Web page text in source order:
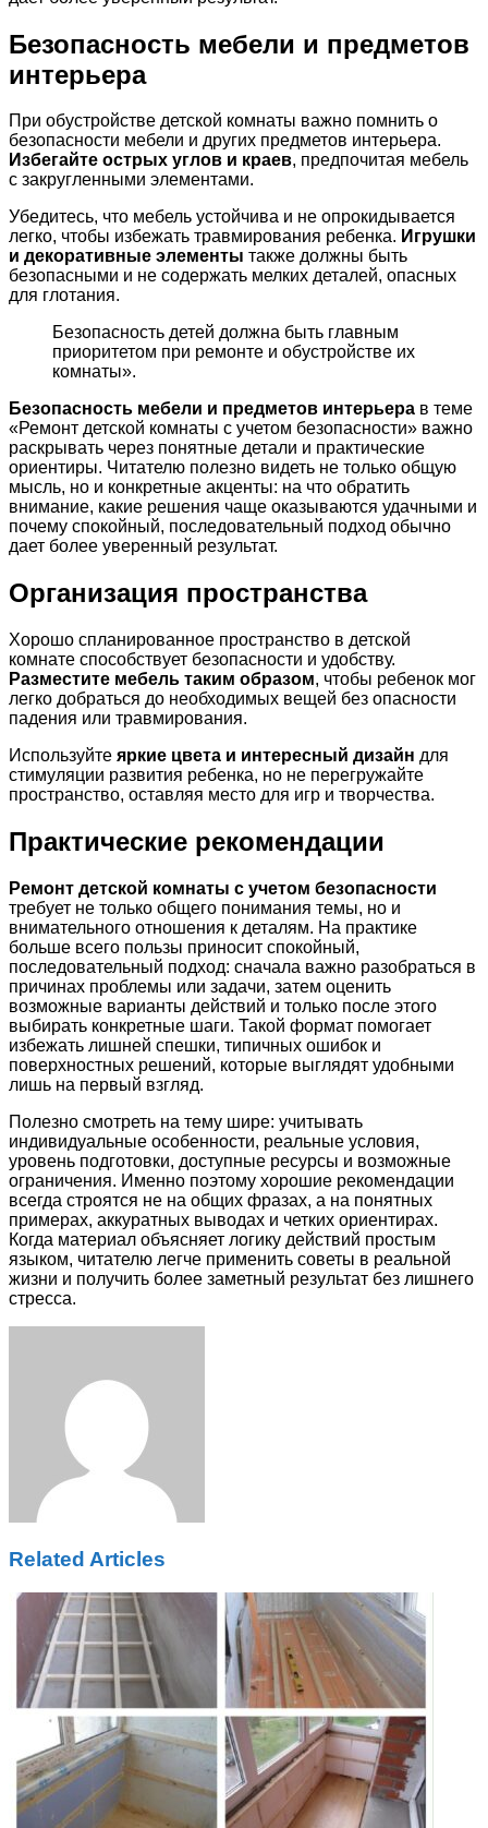
Безопасность мебели и предметов
интерьера
При обустройстве детской комнаты важно помнить о
безопасности мебели и других предметов интерьера.
Избегайте острых углов и краев, предпочитая мебель
с закругленными элементами.
Убедитесь, что мебель устойчива и не опрокидывается
легко, чтобы избежать травмирования ребенка. Игрушки
и декоративные элементы также должны быть
безопасными и не содержать мелких деталей, опасных
для глотания.
Безопасность детей должна быть главным
приоритетом при ремонте и обустройстве их
комнаты».
Безопасность мебели и предметов интерьера в теме
«Ремонт детской комнаты с учетом безопасности» важно
раскрывать через понятные детали и практические
ориентиры. Читателю полезно видеть не только общую
мысль, но и конкретные акценты: на что обратить
внимание, какие решения чаще оказываются удачными и
почему спокойный, последовательный подход обычно
дает более уверенный результат.
Организация пространства
Хорошо спланированное пространство в детской
комнате способствует безопасности и удобству.
Разместите мебель таким образом, чтобы ребенок мог
легко добраться до необходимых вещей без опасности
падения или травмирования.
Используйте яркие цвета и интересный дизайн для
стимуляции развития ребенка, но не перегружайте
пространство, оставляя место для игр и творчества.
Практические рекомендации
Ремонт детской комнаты с учетом безопасности
требует не только общего понимания темы, но и
внимательного отношения к деталям. На практике
больше всего пользы приносит спокойный,
последовательный подход: сначала важно разобраться в
причинах проблемы или задачи, затем оценить
возможные варианты действий и только после этого
выбирать конкретные шаги. Такой формат помогает
избежать лишней спешки, типичных ошибок и
поверхностных решений, которые выглядят удобными
лишь на первый взгляд.
Полезно смотреть на тему шире: учитывать
индивидуальные особенности, реальные условия,
уровень подготовки, доступные ресурсы и возможные
ограничения. Именно поэтому хорошие рекомендации
всегда строятся не на общих фразах, а на понятных
примерах, аккуратных выводах и четких ориентирах.
Когда материал объясняет логику действий простым
языком, читателю легче применить советы в реальной
жизни и получить более заметный результат без лишнего
стресса.
Related Articles